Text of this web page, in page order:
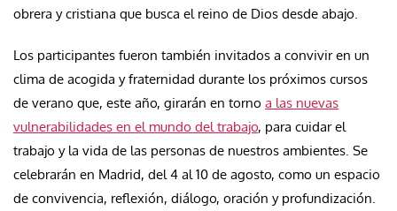
obrera y cristiana que busca el reino de Dios desde abajo.
Los participantes fueron también invitados a convivir en un
clima de acogida y fraternidad durante los próximos cursos
de verano que, este año, girarán en torno a las nuevas
vulnerabilidades en el mundo del trabajo, para cuidar el
trabajo y la vida de las personas de nuestros ambientes. Se
celebrarán en Madrid, del 4 al 10 de agosto, como un espacio
de convivencia, reflexión, diálogo, oración y profundización.